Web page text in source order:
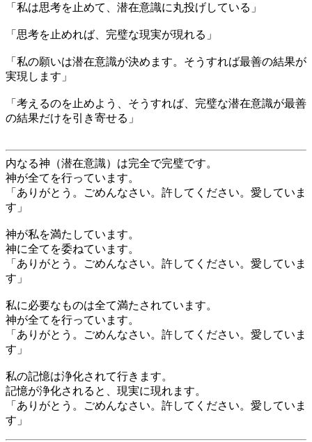
「私は思考を止めて、潜在意識に丸投げしている」
「思考を止めれば、完璧な現実が現れる」
「私の願いは潜在意識が決めます。そうすれば最善の結果が
実現します」
「考えるのを止めよう、そうすれば、完璧な潜在意識が最善
の結果だけを引き寄せる」
内なる神（潜在意識）は完全で完璧です。
神が全てを行っています。
「ありがとう。ごめんなさい。許してください。愛していま
す」
神が私を満たしています。
神に全てを委ねています。
「ありがとう。ごめんなさい。許してください。愛していま
す」
私に必要なものは全て満たされています。
神が全てを行っています。
「ありがとう。ごめんなさい。許してください。愛していま
す」
私の記憶は浄化されて行きます。
記憶が浄化されると、現実に現れます。
「ありがとう。ごめんなさい。許してください。愛していま
す」